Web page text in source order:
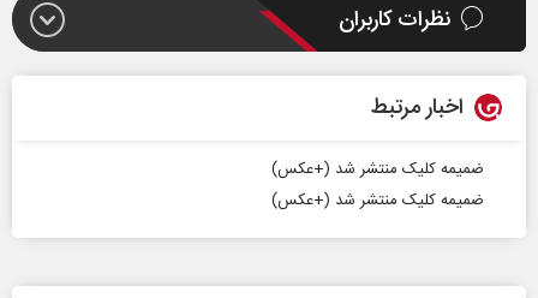
نظرات کاربران
اخبار مرتبط
ضمیمه کلیک منتشر شد (+عکس)
ضمیمه کلیک منتشر شد (+عکس)